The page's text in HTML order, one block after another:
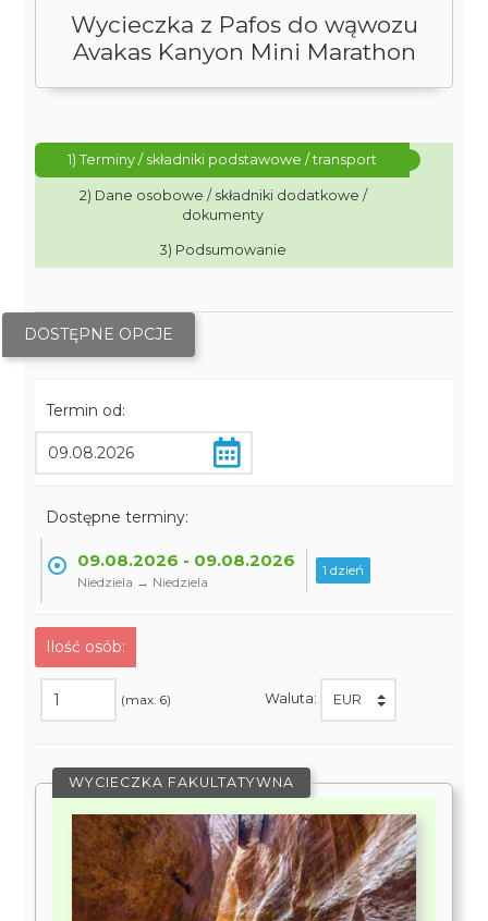
Wycieczka z Pafos do wąwozu
Avakas Kanyon Mini Marathon
1) Terminy / składniki podstawowe / transport
2) Dane osobowe / składniki dodatkowe /
dokumenty
3) Podsumowanie
DOSTĘPNE OPCJE
Termin od:
Dostępne terminy:
09.08.2026 - 09.08.2026
Niedziela → Niedziela
1 dzień
Ilość osób:
(max. 6) Waluta:
WYCIECZKA FAKULTATYWNA